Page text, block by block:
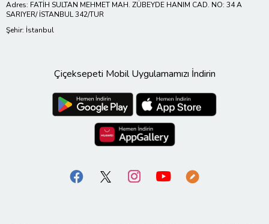
Adres: FATİH SULTAN MEHMET MAH. ZÜBEYDE HANIM CAD. NO: 34 A
SARIYER/ İSTANBUL 342/TUR
Şehir: İstanbul
Çiçeksepeti Mobil Uygulamamızı İndirin